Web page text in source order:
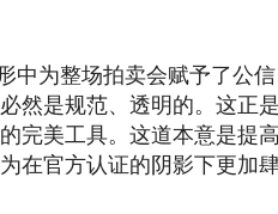
中为整场拍卖会赋予了公信
然是规范、透明的。这正是
完美工具。这道本意是提高
在官方认证的阴影下更加